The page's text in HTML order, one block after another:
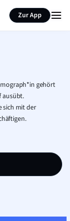
Zur App
gehört
ausübt.
sich mit der